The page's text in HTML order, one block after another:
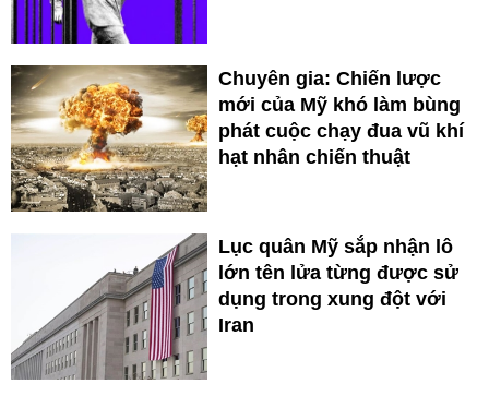
Chuyên gia: Chiến lược
mới của Mỹ khó làm bùng
phát cuộc chạy đua vũ khí
hạt nhân chiến thuật
Lục quân Mỹ sắp nhận lô
lớn tên lửa từng được sử
dụng trong xung đột với
Iran